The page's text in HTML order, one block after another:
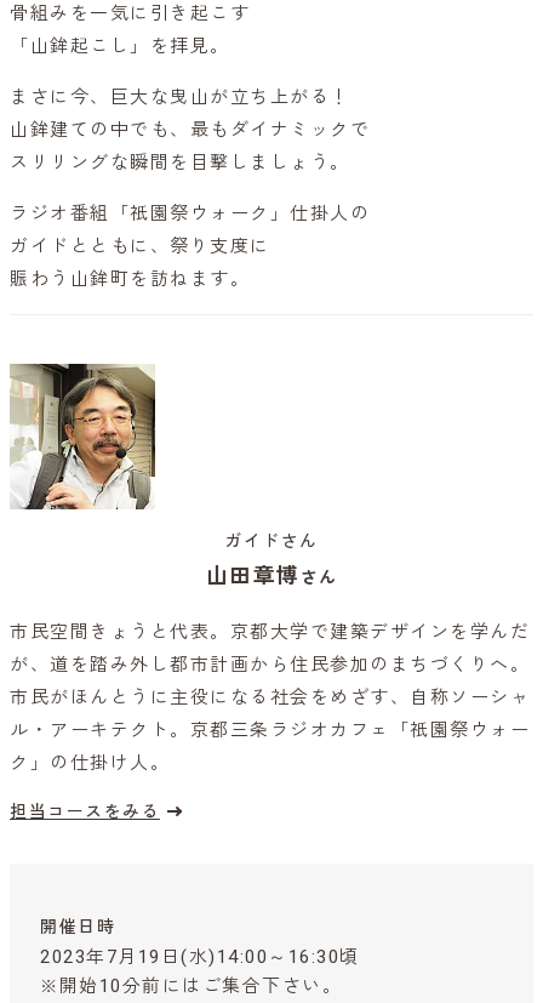
骨組みを一気に引き起こす
「山鉾起こし」を拝見。
まさに今、巨大な曳山が立ち上がる！
山鉾建ての中でも、最もダイナミックで
スリリングな瞬間を目撃しましょう。
ラジオ番組「祇園祭ウォーク」仕掛人の
ガイドとともに、祭り支度に
賑わう山鉾町を訪ねます。
ガイドさん
山田章博 さん
市民空間きょうと代表。京都大学で建築デザインを学んだ
が、道を踏み外し都市計画から住民参加のまちづくりへ。
市民がほんとうに主役になる社会をめざす、自称ソーシャ
ル・アーキテクト。京都三条ラジオカフェ「祇園祭ウォー
ク」の仕掛け人。
担当コースをみる
開催日時
2023年7月19日(水)14:00～16:30頃
※開始10分前にはご集合下さい。